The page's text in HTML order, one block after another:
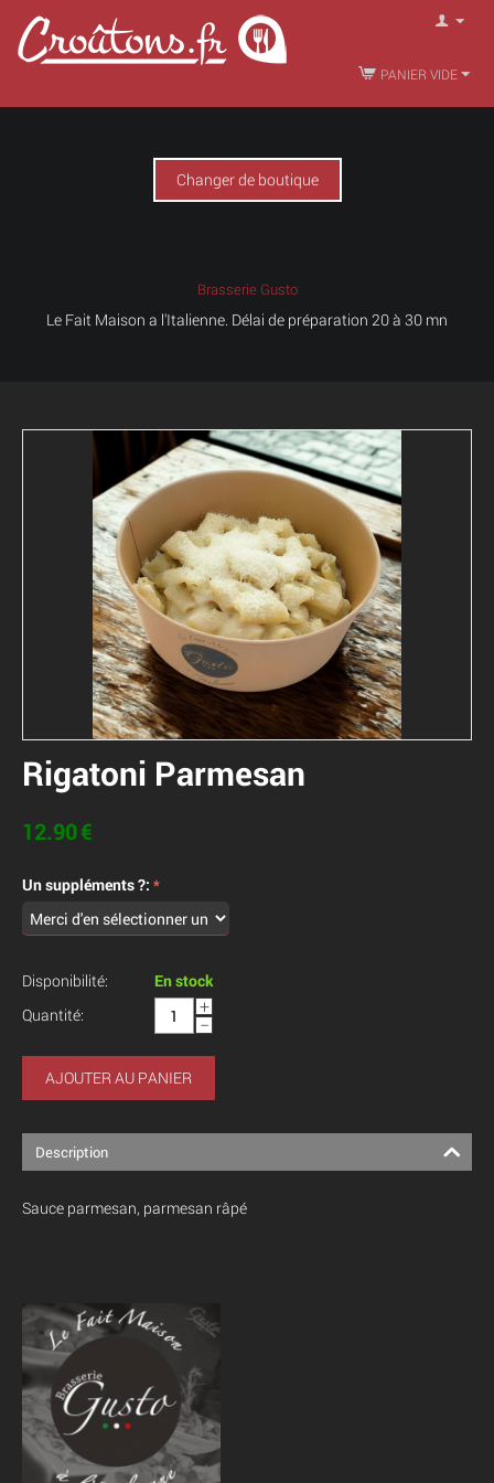
PANIER VIDE
Changer de boutique
Brasserie Gusto
Le Fait Maison a l'Italienne. Délai de préparation 20 à 30 mn
Rigatoni Parmesan
12.90€
Un suppléments ?:
Disponibilité:
En stock
Quantité:
+
−
AJOUTER AU PANIER
Description
Sauce parmesan, parmesan râpé